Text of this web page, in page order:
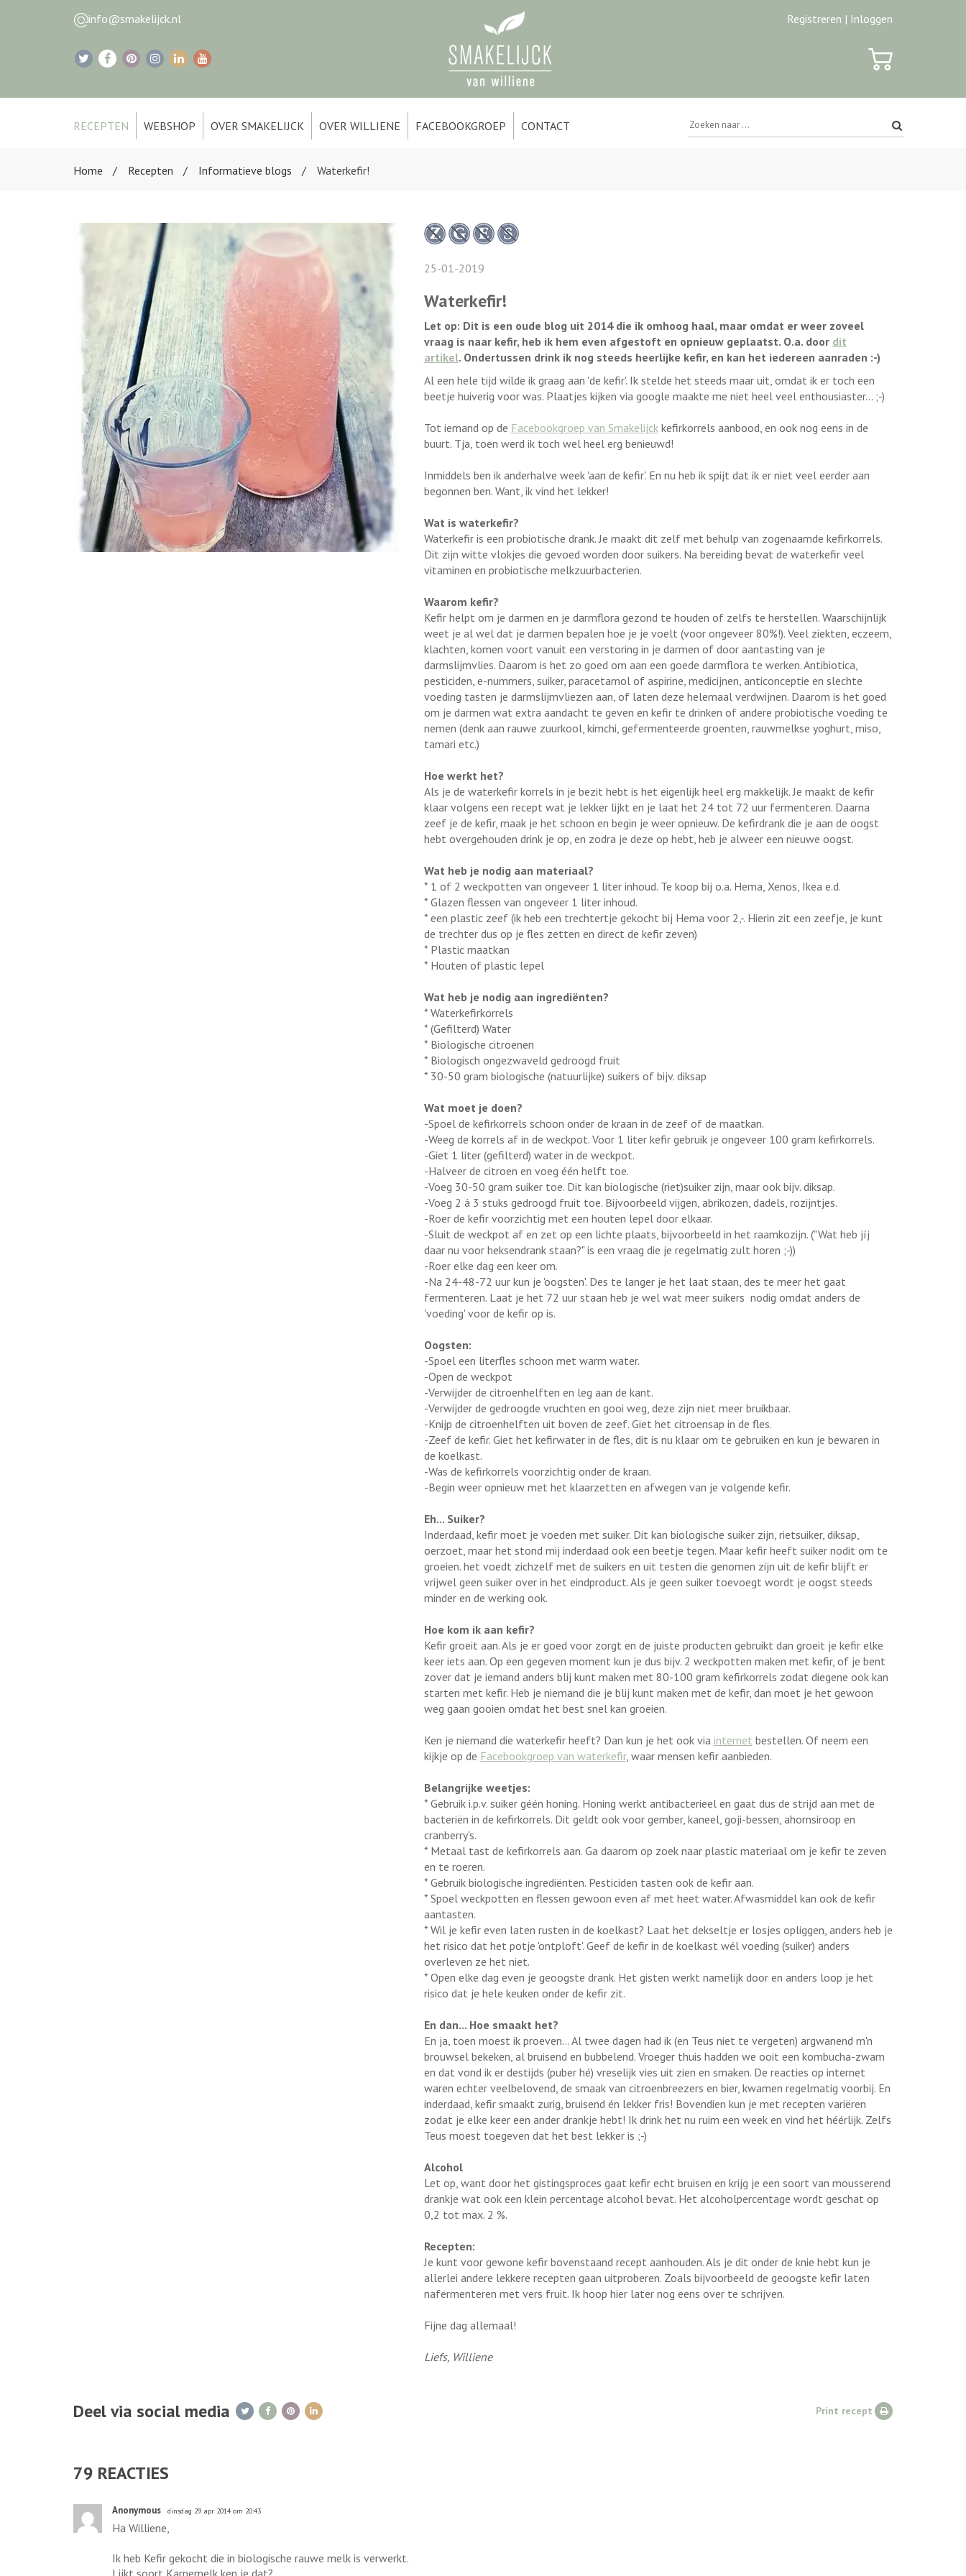
info@smakelijck.nl Registreren | Inloggen
RECEPTEN WEBSHOP OVER SMAKELIJCK OVER WILLIENE FACEBOOKGROEP CONTACT
Home Recepten Informatieve blogs Waterkefir!
25-01-2019
Waterkefir!
Let op: Dit is een oude blog uit 2014 die ik omhoog haal, maar omdat er weer zoveel
vraag is naar kefir, heb ik hem even afgestoft en opnieuw geplaatst. O.a. door dit
artikel. Ondertussen drink ik nog steeds heerlijke kefir, en kan het iedereen aanraden :-)
Al een hele tijd wilde ik graag aan 'de kefir'. Ik stelde het steeds maar uit, omdat ik er toch een
beetje huiverig voor was. Plaatjes kijken via google maakte me niet heel veel enthousiaster... ;-)
Tot iemand op de Facebookgroep van Smakelijckkefirkorrels aanbood, en ook nog eens in de
buurt. Tja, toen werd ik toch wel heel erg benieuwd!
Inmiddels ben ik anderhalve week 'aan de kefir'. En nu heb ik spijt dat ik er niet veel eerder aan
begonnen ben. Want, ik vind het lekker!
Wat is waterkefir?
Waterkefir is een probiotische drank. Je maakt dit zelf met behulp van zogenaamde kefirkorrels.
Dit zijn witte vlokjes die gevoed worden door suikers. Na bereiding bevat de waterkefir veel
vitaminen en probiotische melkzuurbacterien.
Waarom kefir?
Kefir helpt om je darmen en je darmflora gezond te houden of zelfs te herstellen. Waarschijnlijk
weet je al wel dat je darmen bepalen hoe je je voelt (voor ongeveer 80%!). Veel ziekten, eczeem,
klachten, komen voort vanuit een verstoring in je darmen of door aantasting van je
darmslijmvlies. Daarom is het zo goed om aan een goede darmflora te werken. Antibiotica,
pesticiden, e-nummers, suiker, paracetamol of aspirine, medicijnen, anticonceptie en slechte
voeding tasten je darmslijmvliezen aan, of laten deze helemaal verdwijnen. Daarom is het goed
om je darmen wat extra aandacht te geven en kefir te drinken of andere probiotische voeding te
nemen (denk aan rauwe zuurkool, kimchi, gefermenteerde groenten, rauwmelkse yoghurt, miso,
tamari etc.)
Hoe werkt het?
Als je de waterkefir korrels in je bezit hebt is het eigenlijk heel erg makkelijk. Je maakt de kefir
klaar volgens een recept wat je lekker lijkt en je laat het 24 tot 72 uur fermenteren. Daarna
zeef je de kefir, maak je het schoon en begin je weer opnieuw. De kefirdrank die je aan de oogst
hebt overgehouden drink je op, en zodra je deze op hebt, heb je alweer een nieuwe oogst.
Wat heb je nodig aan materiaal?
* 1 of 2 weckpotten van ongeveer 1 liter inhoud. Te koop bij o.a. Hema, Xenos, Ikea e.d.
* Glazen flessen van ongeveer 1 liter inhoud.
* een plastic zeef (ik heb een trechtertje gekocht bij Hema voor 2,-. Hierin zit een zeefje, je kunt
de trechter dus op je fles zetten en direct de kefir zeven)
* Plastic maatkan
* Houten of plastic lepel
Wat heb je nodig aan ingrediënten?
* Waterkefirkorrels
* (Gefilterd) Water
* Biologische citroenen
* Biologisch ongezwaveld gedroogd fruit
* 30-50 gram biologische (natuurlijke) suikers of bijv. diksap
Wat moet je doen?
-Spoel de kefirkorrels schoon onder de kraan in de zeef of de maatkan.
-Weeg de korrels af in de weckpot. Voor 1 liter kefir gebruik je ongeveer 100 gram kefirkorrels.
-Giet 1 liter (gefilterd) water in de weckpot.
-Halveer de citroen en voeg één helft toe.
-Voeg 30-50 gram suiker toe. Dit kan biologische (riet)suiker zijn, maar ook bijv. diksap.
-Voeg 2 á 3 stuks gedroogd fruit toe. Bijvoorbeeld vijgen, abrikozen, dadels, rozijntjes.
-Roer de kefir voorzichtig met een houten lepel door elkaar.
-Sluit de weckpot af en zet op een lichte plaats, bijvoorbeeld in het raamkozijn. ("Wat heb jíj
daar nu voor heksendrank staan?" is een vraag die je regelmatig zult horen ;-))
-Roer elke dag een keer om.
-Na 24-48-72 uur kun je 'oogsten'. Des te langer je het laat staan, des te meer het gaat
fermenteren. Laat je het 72 uur staan heb je wel wat meer suikers nodig omdat anders de
'voeding' voor de kefir op is.
Oogsten:
-Spoel een literfles schoon met warm water.
-Open de weckpot
-Verwijder de citroenhelften en leg aan de kant.
-Verwijder de gedroogde vruchten en gooi weg, deze zijn niet meer bruikbaar.
-Knijp de citroenhelften uit boven de zeef. Giet het citroensap in de fles.
-Zeef de kefir. Giet het kefirwater in de fles, dit is nu klaar om te gebruiken en kun je bewaren in
de koelkast.
-Was de kefirkorrels voorzichtig onder de kraan.
-Begin weer opnieuw met het klaarzetten en afwegen van je volgende kefir.
Eh... Suiker?
Inderdaad, kefir moet je voeden met suiker. Dit kan biologische suiker zijn, rietsuiker, diksap,
oerzoet, maar het stond mij inderdaad ook een beetje tegen. Maar kefir heeft suiker nodit om te
groeien. het voedt zichzelf met de suikers en uit testen die genomen zijn uit de kefir blijft er
vrijwel geen suiker over in het eindproduct. Als je geen suiker toevoegt wordt je oogst steeds
minder en de werking ook.
Hoe kom ik aan kefir?
Kefir groeit aan. Als je er goed voor zorgt en de juiste producten gebruikt dan groeit je kefir elke
keer iets aan. Op een gegeven moment kun je dus bijv. 2 weckpotten maken met kefir, of je bent
zover dat je iemand anders blij kunt maken met 80-100 gram kefirkorrels zodat diegene ook kan
starten met kefir. Heb je niemand die je blij kunt maken met de kefir, dan moet je het gewoon
weg gaan gooien omdat het best snel kan groeien.
Ken je niemand die waterkefir heeft? Dan kun je het ook via internet bestellen. Of neem een
kijkje op de Facebookgroep van waterkefir, waar mensen kefir aanbieden.
Belangrijke weetjes:
* Gebruik i.p.v. suiker géén honing. Honing werkt antibacterieel en gaat dus de strijd aan met de
bacteriën in de kefirkorrels. Dit geldt ook voor gember, kaneel, goji-bessen, ahornsiroop en
cranberry's.
* Metaal tast de kefirkorrels aan. Ga daarom op zoek naar plastic materiaal om je kefir te zeven
en te roeren.
* Gebruik biologische ingrediënten. Pesticiden tasten ook de kefir aan.
* Spoel weckpotten en flessen gewoon even af met heet water. Afwasmiddel kan ook de kefir
aantasten.
* Wil je kefir even laten rusten in de koelkast? Laat het dekseltje er losjes opliggen, anders heb je
het risico dat het potje 'ontploft'. Geef de kefir in de koelkast wél voeding (suiker) anders
overleven ze het niet.
* Open elke dag even je geoogste drank. Het gisten werkt namelijk door en anders loop je het
risico dat je hele keuken onder de kefir zit.
En dan... Hoe smaakt het?
En ja, toen moest ik proeven... Al twee dagen had ik (en Teus niet te vergeten) argwanend m'n
brouwsel bekeken, al bruisend en bubbelend. Vroeger thuis hadden we ooit een kombucha-zwam
en dat vond ik er destijds (puber hé) vreselijk vies uit zien en smaken. De reacties op internet
waren echter veelbelovend, de smaak van citroenbreezers en bier, kwamen regelmatig voorbij. En
inderdaad, kefir smaakt zurig, bruisend én lekker fris! Bovendien kun je met recepten variëren
zodat je elke keer een ander drankje hebt! Ik drink het nu ruim een week en vind het héérlijk. Zelfs
Teus moest toegeven dat het best lekker is ;-)
Alcohol
Let op, want door het gistingsproces gaat kefir echt bruisen en krijg je een soort van mousserend
drankje wat ook een klein percentage alcohol bevat. Het alcoholpercentage wordt geschat op
0,2 tot max. 2 %.
Recepten:
Je kunt voor gewone kefir bovenstaand recept aanhouden. Als je dit onder de knie hebt kun je
allerlei andere lekkere recepten gaan uitproberen. Zoals bijvoorbeeld de geoogste kefir laten
nafermenteren met vers fruit. Ik hoop hier later nog eens over te schrijven.
Fijne dag allemaal!
Liefs, Williene
Deel via social media Print recept
79 REACTIES
Anonymous dinsdag 29 apr 2014 om 20:43
Ha Williene,
Ik heb Kefir gekocht die in biologische rauwe melk is verwerkt.
Lijkt soort Karnemelk,ken je dat?